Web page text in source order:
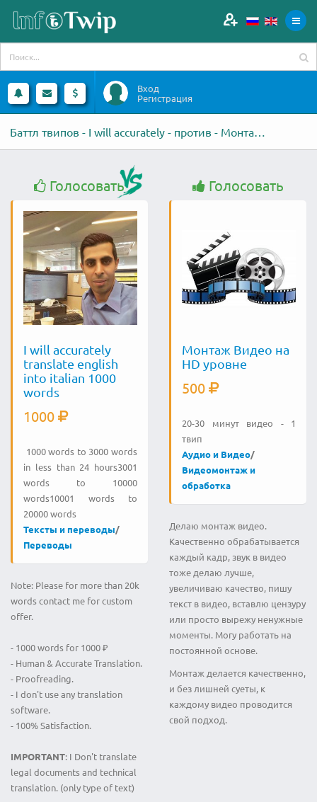
Вход
Регистрация
Баттл твипов - I will accurately - против - Монтаж Видео на HD уровне
Голосовать
I will accurately
translate english
into italian 1000
words
1000
1000 words to 3000 words
in less than 24 hours3001
words to 10000
words10001 words to
20000 words
Тексты и переводы/
Переводы
Note: Please for more than 20k
words contact me for custom
offer.
- 1000 words for 1000 ₽
- Human & Accurate Translation.
- Proofreading.
- I don't use any translation
software.
- 100% Satisfaction.
IMPORTANT: I Don't translate
legal documents and technical
translation. (only type of text)
Голосовать
Монтаж Видео на
HD уровне
500
20-30 минут видео - 1
твип
Аудио и Видео/
Видеомонтаж и
обработка
Делаю монтаж видео.
Качественно обрабатывается
каждый кадр, звук в видео
тоже делаю лучше,
увеличиваю качество, пишу
текст в видео, вставлю цензуру
или просто вырежу ненужные
моменты. Могу работать на
постоянной основе.
Монтаж делается качественно,
и без лишней суеты, к
каждому видео проводится
свой подход.